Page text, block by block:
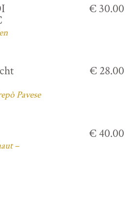
€ 30.00
Pavese
€ 28.00
–
€ 40.00